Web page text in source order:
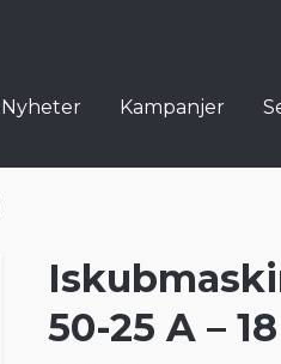
Nyheter Kampanjer
50-25 A –